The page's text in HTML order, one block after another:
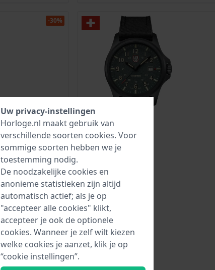
-30%
Uw privacy-instellingen
Horloge.nl maakt gebruik van
verschillende soorten cookies. Voor
sommige soorten hebben we je
toestemming nodig.
De noodzakelijke cookies en
anonieme statistieken zijn altijd
automatisch actief; als je op
"accepteer alle cookies" klikt,
accepteer je ook de optionele
cookies. Wanneer je zelf wilt kiezen
welke cookies je aanzet, klik je op
“cookie instellingen”.